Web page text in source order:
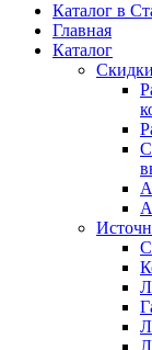
Каталог в
Главная
Каталог
Скидки